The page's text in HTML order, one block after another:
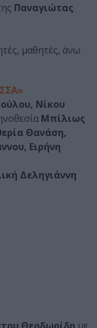
Παναγιώτας
μαθητές, άνω
Νίκου
Μπίλιως
Θανάση,
Ειρήνη
Δεληγιάννη